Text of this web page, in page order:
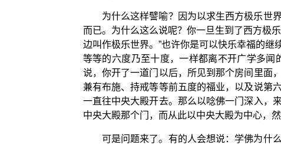
为什么这样譬喻？因为以求生西方极乐世
而已。为什么这么说呢？你一旦生到了西方极
边叫作极乐世界。”也许你是可以快乐幸福的
等等的六度乃至十度，一样都离不开广学多
说，你开了一道门以后，所见到那个房间里面
兼有布施、持戒等等前五度的福业，以及说第
一直往中央大殿开去。那么以唸佛一门深入，
中央大殿那个门，而从此以中央大殿为中心，
可是问题来了。有的人会想说：学佛为什